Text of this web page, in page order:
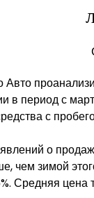
Авто
в период с
с
о
чем зимой
Средняя цена